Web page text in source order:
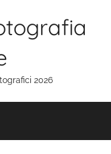
2026